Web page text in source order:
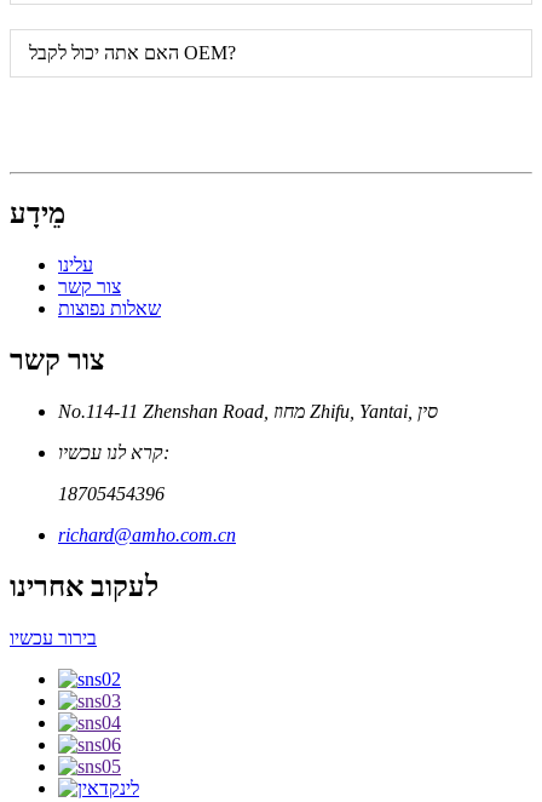
האם אתה יכול לקבל OEM?
מֵידָע
עלינו
צור קשר
שאלות נפוצות
צור קשר
No.114-11 Zhenshan Road, מחוז Zhifu, Yantai, סין
קרא לנו עכשיו:
18705454396
richard@amho.com.cn
לעקוב אחרינו
בירור עכשיו